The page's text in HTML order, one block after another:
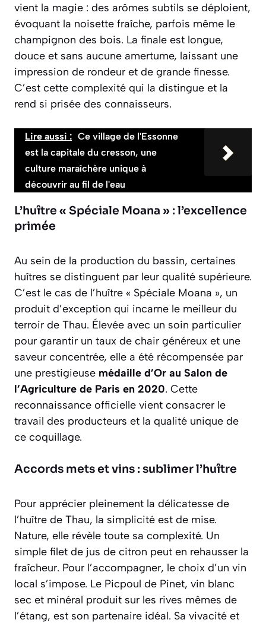
vient la magie : des arômes subtils se déploient,
évoquant la noisette fraîche, parfois même le
champignon des bois. La finale est longue,
douce et sans aucune amertume, laissant une
impression de rondeur et de grande finesse.
C’est cette complexité qui la distingue et la
rend si prisée des connaisseurs.
Lire aussi : Ce village de l'Essonne
est la capitale du cresson, une
culture maraîchère unique à
découvrir au fil de l'eau
L’huître « Spéciale Moana » : l’excellence
primée
Au sein de la production du bassin, certaines
huîtres se distinguent par leur qualité supérieure.
C’est le cas de l’huître « Spéciale Moana », un
produit d’exception qui incarne le meilleur du
terroir de Thau. Élevée avec un soin particulier
pour garantir un taux de chair généreux et une
saveur concentrée, elle a été récompensée par
une prestigieuse médaille d’Or au Salon de
l’Agriculture de Paris en 2020. Cette
reconnaissance officielle vient consacrer le
travail des producteurs et la qualité unique de
ce coquillage.
Accords mets et vins : sublimer l’huître
Pour apprécier pleinement la délicatesse de
l’huître de Thau, la simplicité est de mise.
Nature, elle révèle toute sa complexité. Un
simple filet de jus de citron peut en rehausser la
fraîcheur. Pour l’accompagner, le choix d’un vin
local s’impose. Le Picpoul de Pinet, vin blanc
sec et minéral produit sur les rives mêmes de
l’étang, est son partenaire idéal. Sa vivacité et